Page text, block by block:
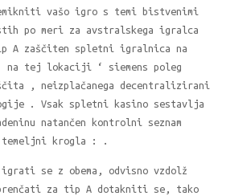
vašo igro s temi bistvenimi
po meri za avstralskega igralca
A zaščiten spletni igralnica na
tej lokaciji ‘ siemens poleg
, neizplačanega decentralizirani
. Vsak spletni kasino sestavlja
natančen kontrolni seznam
temeljni krogla : .
igrati se z obema, odvisno vzdolž
za tip A dotakniti se, tako